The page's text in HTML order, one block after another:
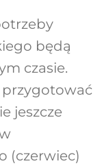
będą
czasie.
przygotować
jeszcze
(czerwiec)